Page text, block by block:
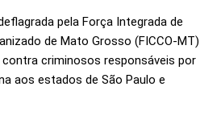
pela Força Integrada de
de Mato Grosso (FICCO-MT)
criminosos responsáveis por
aos estados de São Paulo e